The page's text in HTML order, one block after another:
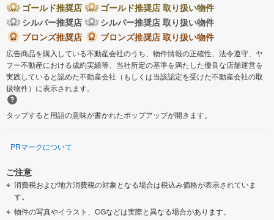
ゴールド推奨店
ゴールド推奨店 取り扱い物件
シルバー推奨店
シルバー推奨店 取り扱い物件
ブロンズ推奨店
ブロンズ推奨店 取り扱い物件
広告商品を購入している不動産会社のうち、物件情報の正確性、法令遵守、ヤ
フー不動産における成約実績等、当社所定の基準を満たした優良な店舗運営を
実践していると認めた不動産会社（もしくは当該認定を受けた不動産会社の取
扱物件）に表示されます。
タップすると用語の意味が書かれたポップアップが開きます。
PRマークについて
ご注意
消費税および地方消費税の対象となる場合は税込み価格が表示されていま
す。
物件の写真やイラスト、CGなどは実際と異なる場合があります。